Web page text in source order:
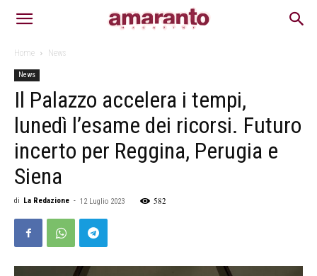
Home News
News
Il Palazzo accelera i tempi,
lunedì l’esame dei ricorsi. Futuro
incerto per Reggina, Perugia e
Siena
di La Redazione - 12 Luglio 2023 582